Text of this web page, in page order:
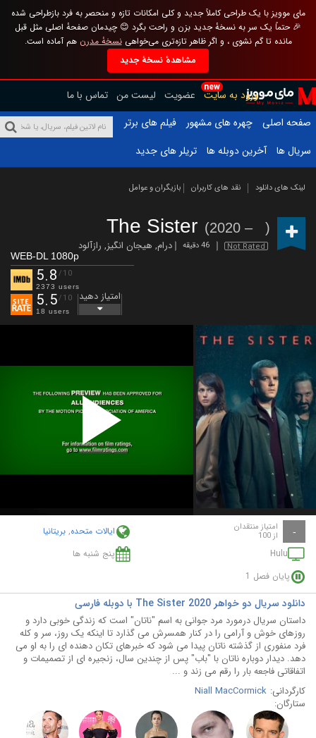
مای موویز با یک طراحی کاملاً جدید و کلی امکانات تازه و منحصر به فرد بازطراحی شده
🎉 حتماً یک سر به نسخهٔ جدید بزن و راحت بگرد 😊 چیدمان صفحهٔ اصلی مثل قبل
مانده تا گم نشوی ، و اگر ظاهر تازه‌تری می‌خواهینسخهٔ مدرن هم آماده است.
مشاهدهٔ نسخهٔ جدید
new
ورود به سایت عضویت لیست من تماس با ما
صفحه اصلی
چهره های مشهور
فیلم های برتر
سریال ها
آخرین دوبله ها تریلر های جدید
لینک های دانلود نقد های کاربران بازیگران و عوامل
The Sister (2020 – )
Not Rated 46 دقیقه درام, هیجان انگیز, رازآلود
WEB-DL 1080p
5.8 /10
2373 users
5.5/10
18 users
امتیاز دهید
Play
Video
- امتیاز منتقدان
از 100 ایالات متحده, بریتانیا
Hulu
پنج شنبه ها
پایان فصل 1
دانلود سریال دو خواهر The Sister 2020 با دوبله فارسی
داستان سریال درمورد مرد جوانی به اسم "ناتان" است که زندگی خوبی دارد و
روزهای خوش و آرامی را در کنار همسرش می گذارد تا اینکه یک روز، سر و کله
فرد منفوری از گذشته ناتان پیدا می شود که خبرهای تکان دهنده ای را به او می
دهد. دیدار دوباره ناتان با "باب" پس از چندین سال، زنجیره ای از تصمیمات و
اتفاقاتی فاجعه بار را رقم می زند و ...
کارگردانی: Niall MacCormick
ستارگان: